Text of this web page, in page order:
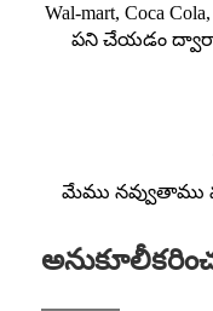
Wal-mart, Coca
పని చేయడం
మేము నవ్వుతాము